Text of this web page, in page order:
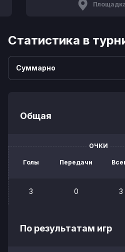
Статистика в
Суммарно
Общая
ОЧКИ
Голы Передачи
3 0 3
По результатам игр